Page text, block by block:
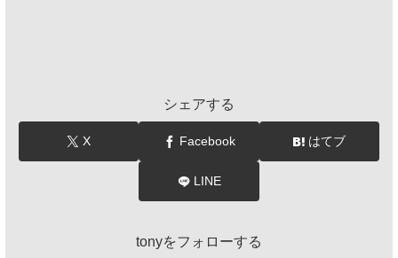
シェアする
X Facebook はてブ
LINE
tonyをフォローする